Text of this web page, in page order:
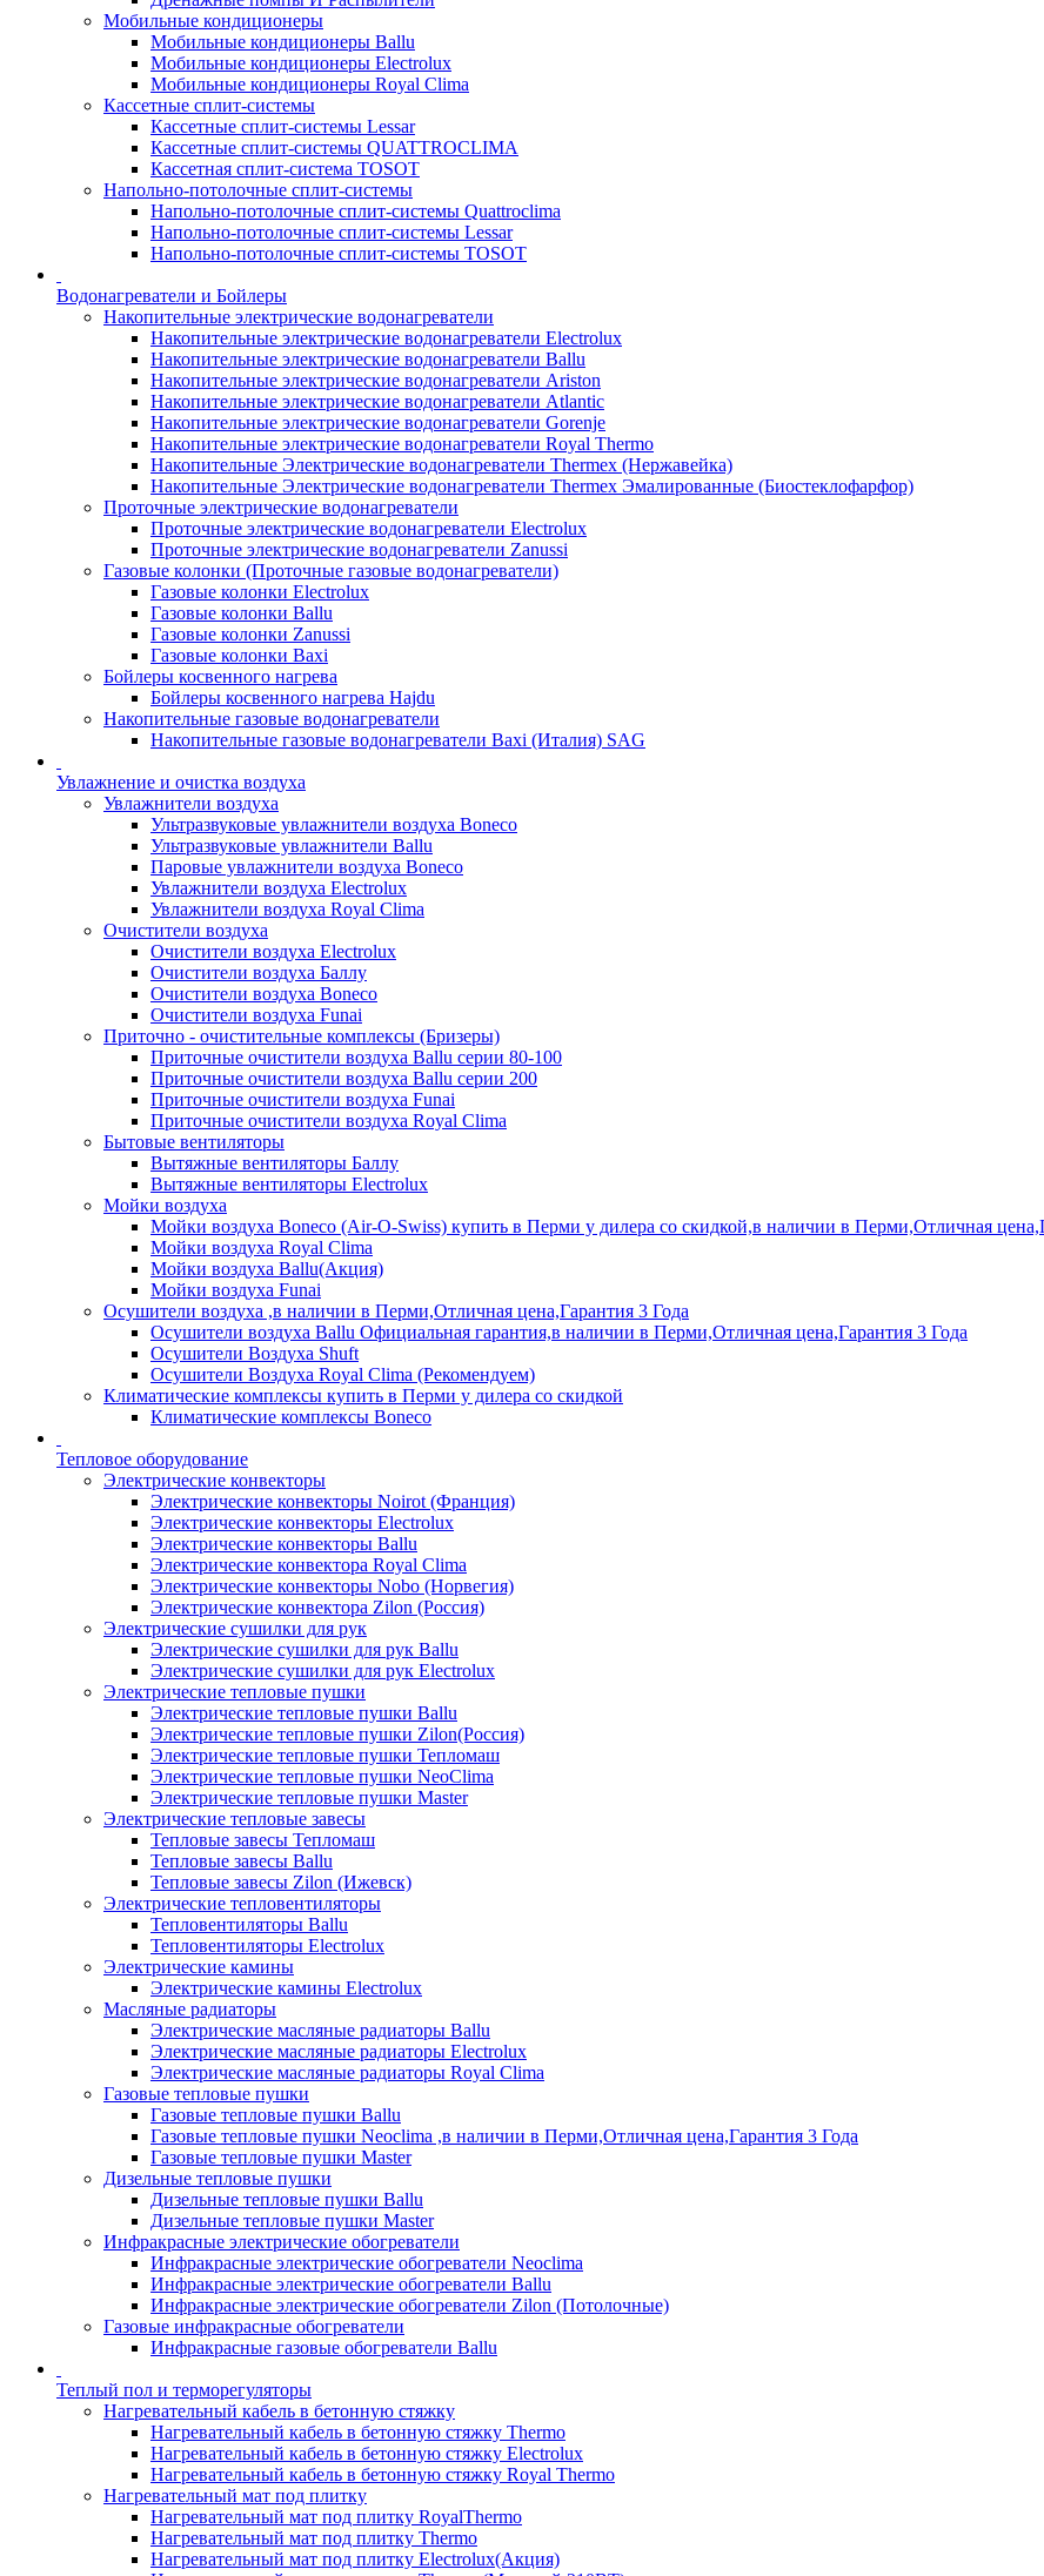
Мобильные кондиционеры
Мобильные кондиционеры Ballu
Мобильные кондиционеры Electrolux
Мобильные кондиционеры Royal Clima
Кассетные сплит-системы
Кассетные сплит-системы Lessar
Кассетные сплит-системы QUATTROCLIMA
Кассетная сплит-система TOSOT
Напольно-потолочные сплит-системы
Напольно-потолочные сплит-системы Quattroclima
Напольно-потолочные сплит-системы Lessar
Напольно-потолочные сплит-системы TOSOT
Водонагреватели и Бойлеры
Накопительные электрические водонагреватели
Накопительные электрические водонагреватели Electrolux
Накопительные электрические водонагреватели Ballu
Накопительные электрические водонагреватели Ariston
Накопительные электрические водонагреватели Atlantic
Накопительные электрические водонагреватели Gorenje
Накопительные электрические водонагреватели Royal Thermo
Накопительные Электрические водонагреватели Thermex (Нержавейка)
Накопительные Электрические водонагреватели Thermex Эмалированные (Биостеклофарфор)
Проточные электрические водонагреватели
Проточные электрические водонагреватели Electrolux
Проточные электрические водонагреватели Zanussi
Газовые колонки (Проточные газовые водонагреватели)
Газовые колонки Electrolux
Газовые колонки Ballu
Газовые колонки Zanussi
Газовые колонки Baxi
Бойлеры косвенного нагрева
Бойлеры косвенного нагрева Hajdu
Накопительные газовые водонагреватели
Накопительные газовые водонагреватели Baxi (Италия) SAG
Увлажнение и очистка воздуха
Увлажнители воздуха
Ультразвуковые увлажнители воздуха Boneco
Ультразвуковые увлажнители Ballu
Паровые увлажнители воздуха Boneco
Увлажнители воздуха Electrolux
Увлажнители воздуха Royal Clima
Очистители воздуха
Очистители воздуха Electrolux
Очистители воздуха Баллу
Очистители воздуха Boneco
Очистители воздуха Funai
Приточно - очистительные комплексы (Бризеры)
Приточные очистители воздуха Ballu серии 80-100
Приточные очистители воздуха Ballu серии 200
Приточные очистители воздуха Funai
Приточные очистители воздуха Royal Clima
Бытовые вентиляторы
Вытяжные вентиляторы Баллу
Вытяжные вентиляторы Electrolux
Мойки воздуха
Мойки воздуха Boneco (Air-O-Swiss) купить в Перми у дилера со скидкой,в наличии в Перми,Отличная
Мойки воздуха Royal Clima
Мойки воздуха Ballu(Акция)
Мойки воздуха Funai
Осушители воздуха ,в наличии в Перми,Отличная цена,Гарантия 3 Года
Осушители воздуха Ballu Официальная гарантия,в наличии в Перми,Отличная цена,Гарантия 3 Года
Осушители Воздуха Shuft
Осушители Воздуха Royal Clima (Рекомендуем)
Климатические комплексы купить в Перми у дилера со скидкой
Климатические комплексы Boneсo
Тепловое оборудование
Электрические конвекторы
Электрические конвекторы Noirot (Франция)
Электрические конвекторы Electrolux
Электрические конвекторы Ballu
Электрические конвектора Royal Clima
Электрические конвекторы Nobo (Норвегия)
Электрические конвектора Zilon (Россия)
Электрические сушилки для рук
Электрические сушилки для рук Ballu
Электрические сушилки для рук Electrolux
Электрические тепловые пушки
Электрические тепловые пушки Ballu
Электрические тепловые пушки Zilon(Россия)
Электрические тепловые пушки Тепломаш
Электрические тепловые пушки NeoClima
Электрические тепловые пушки Master
Электрические тепловые завесы
Тепловые завесы Тепломаш
Тепловые завесы Ballu
Тепловые завесы Zilon (Ижевск)
Электрические тепловентиляторы
Тепловентиляторы Ballu
Тепловентиляторы Electrolux
Электрические камины
Электрические камины Electrolux
Масляные радиаторы
Электрические масляные радиаторы Ballu
Электрические масляные радиаторы Electrolux
Электрические масляные радиаторы Royal Clima
Газовые тепловые пушки
Газовые тепловые пушки Ballu
Газовые тепловые пушки Neoclima ,в наличии в Перми,Отличная цена,Гарантия 3 Года
Газовые тепловые пушки Master
Дизельные тепловые пушки
Дизельные тепловые пушки Ballu
Дизельные тепловые пушки Master
Инфракрасные электрические обогреватели
Инфракрасные электрические обогреватели Neoclima
Инфракрасные электрические обогреватели Ballu
Инфракрасные электрические обогреватели Zilon (Потолочные)
Газовые инфракрасные обогреватели
Инфракрасные газовые обогреватели Ballu
Теплый пол и терморегуляторы
Нагревательный кабель в бетонную стяжку
Нагревательный кабель в бетонную стяжку Thermo
Нагревательный кабель в бетонную стяжку Electrolux
Нагревательный кабель в бетонную стяжку Royal Thermo
Нагревательный мат под плитку
Нагревательный мат под плитку RoyalThermo
Нагревательный мат под плитку Thermo
Нагревательный мат под плитку Electrolux(Акция)